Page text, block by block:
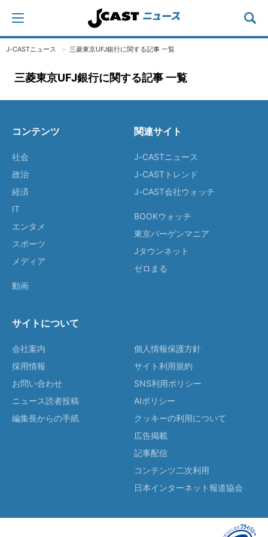
J-CASTニュース 三菱東京UFJ銀行に関する記事 一覧
三菱東京UFJ銀行に関する記事 一覧
コンテンツ
社会
政治
経済
IT
エンタメ
スポーツ
メディア
動画
関連サイト
J-CASTニュース
J-CASTトレンド
J-CAST会社ウォッチ
BOOKウォッチ
東京バーゲンマニア
Jタウンネット
ゼロまる
サイトについて
会社案内
採用情報
お問い合わせ
ニュース読者投稿
編集長からの手紙
個人情報保護方針
サイト利用規約
SNS利用ポリシー
AIポリシー
クッキーの利用について
広告掲載
記事配信
コンテンツ二次利用
日本インターネット報道協会